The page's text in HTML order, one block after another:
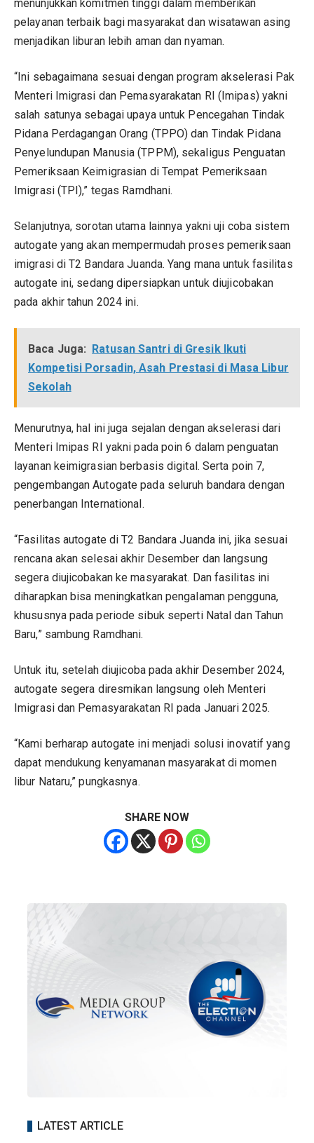
menunjukkan komitmen tinggi dalam memberikan
pelayanan terbaik bagi masyarakat dan wisatawan asing
menjadikan liburan lebih aman dan nyaman.
“Ini sebagaimana sesuai dengan program akselerasi Pak
Menteri Imigrasi dan Pemasyarakatan RI (Imipas) yakni
salah satunya sebagai upaya untuk Pencegahan Tindak
Pidana Perdagangan Orang (TPPO) dan Tindak Pidana
Penyelundupan Manusia (TPPM), sekaligus Penguatan
Pemeriksaan Keimigrasian di Tempat Pemeriksaan
Imigrasi (TPI),” tegas Ramdhani.
Selanjutnya, sorotan utama lainnya yakni uji coba sistem
autogate yang akan mempermudah proses pemeriksaan
imigrasi di T2 Bandara Juanda. Yang mana untuk fasilitas
autogate ini, sedang dipersiapkan untuk diujicobakan
pada akhir tahun 2024 ini.
Baca Juga: Ratusan Santri di Gresik Ikuti
Kompetisi Porsadin, Asah Prestasi di Masa Libur
Sekolah
Menurutnya, hal ini juga sejalan dengan akselerasi dari
Menteri Imipas RI yakni pada poin 6 dalam penguatan
layanan keimigrasian berbasis digital. Serta poin 7,
pengembangan Autogate pada seluruh bandara dengan
penerbangan International.
“Fasilitas autogate di T2 Bandara Juanda ini, jika sesuai
rencana akan selesai akhir Desember dan langsung
segera diujicobakan ke masyarakat. Dan fasilitas ini
diharapkan bisa meningkatkan pengalaman pengguna,
khususnya pada periode sibuk seperti Natal dan Tahun
Baru,” sambung Ramdhani.
Untuk itu, setelah diujicoba pada akhir Desember 2024,
autogate segera diresmikan langsung oleh Menteri
Imigrasi dan Pemasyarakatan RI pada Januari 2025.
“Kami berharap autogate ini menjadi solusi inovatif yang
dapat mendukung kenyamanan masyarakat di momen
libur Nataru,” pungkasnya.
SHARE NOW
LATEST ARTICLE